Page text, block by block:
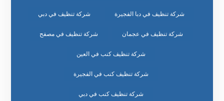
شركة تنظيف في دبا الفجيرة شركة تنظيف في دبي
شركة تنظيف في عجمان شركة تنظيف في مصفح
شركة تنظيف كنب في العين
شركة تنظيف كنب في الفجيرة
شركة تنظيف كنب في دبي